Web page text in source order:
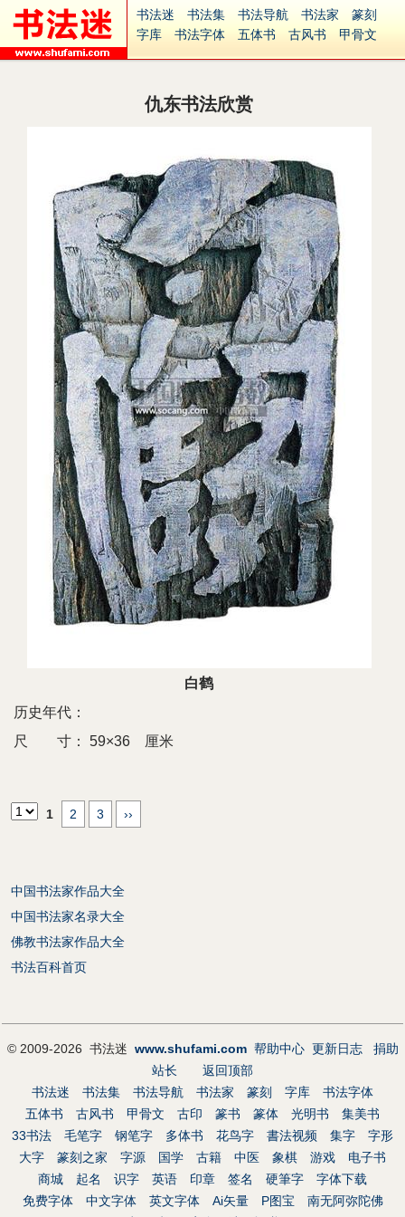
书法迷 书法集 书法导航 书法家
篆刻
字库
书法字体 五体书 古风书
甲骨文
集字
字形 大字
古籍
中医 象棋 游戏
免费字体
Ai矢量
P图宝 南无阿弥陀佛
意见反馈
安全网站
捐赠 繁體版
仇东书法欣赏
白鹤
历史年代：
尺 寸：
59×36 厘米
1 2 3 ››
中国书法家作品大全
中国书法家名录大全
佛教书法家作品大全
书法百科首页
© 2009-2026 书法迷 www.shufami.com 帮助中心 更新日志
捐助
站长
返回顶部
书法迷
书法集 书法导航 书法家 篆刻 字库
书法字体
五体书
古风书 甲骨文 古印 篆书 篆体 光明书
集美书
33书法
毛笔字 钢笔字 多体书 花鸟字 書法视频 集字
字形
大字
篆刻之家 字源 国学 古籍 中医 象棋 游戏
电子书
商城
起名 识字 英语 印章 签名 硬筆字
字体下载
免费字体
中文字体 英文字体 Ai矢量 P图宝
南无阿弥陀佛